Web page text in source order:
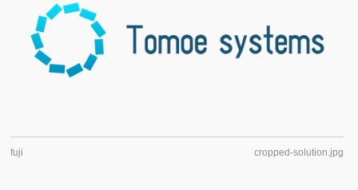
fuji cropped-solution.jpg